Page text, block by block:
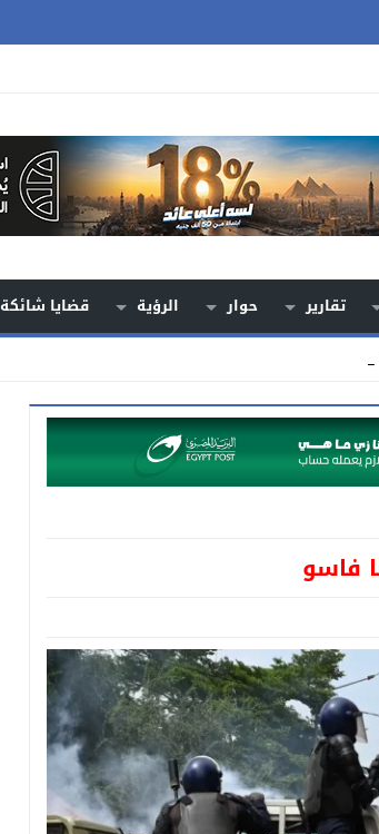
تقارير حوار الرؤية قضايا شائكة